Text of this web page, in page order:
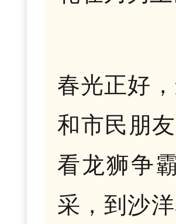
春光正好
和市民朋
看龙狮争
采，到沙